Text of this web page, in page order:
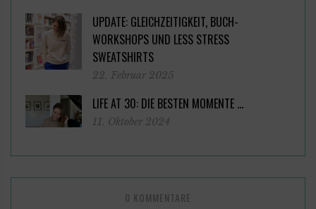
UPDATE: GLEICHZEITIGKEIT, BUCH-
WORKSHOPS UND LESS STRESS
SWEATSHIRTS
22. Februar 2025
LIFE AT 30: DIE BESTEN MOMENTE …
11. Oktober 2024
0 KOMMENTARE